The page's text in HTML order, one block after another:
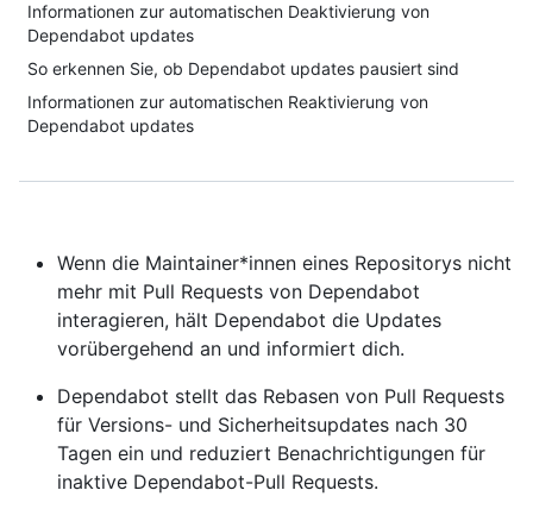
Informationen zur automatischen Deaktivierung von
Dependabot updates
So erkennen Sie, ob Dependabot updates pausiert sind
Informationen zur automatischen Reaktivierung von
Dependabot updates
Wenn die Maintainer*innen eines Repositorys nicht
mehr mit Pull Requests von Dependabot
interagieren, hält Dependabot die Updates
vorübergehend an und informiert dich.
Dependabot stellt das Rebasen von Pull Requests
für Versions- und Sicherheitsupdates nach 30
Tagen ein und reduziert Benachrichtigungen für
inaktive Dependabot-Pull Requests.